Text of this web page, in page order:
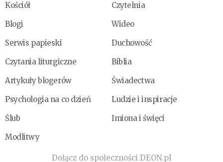
Kościół
Czytelnia
Blogi
Wideo
Serwis papieski
Duchowość
Czytania liturgiczne
Biblia
Artykuły blogerów
Świadectwa
Psychologia na co dzień
Ludzie i inspiracje
Ślub
Imiona i święci
Modlitwy
Dołącz do społeczności DEON.pl